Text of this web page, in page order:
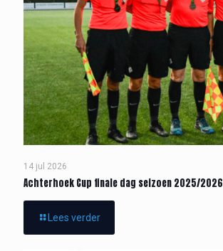
14 jul 2026
Achterhoek Cup finale dag seizoen 2025/2026
Lees verder